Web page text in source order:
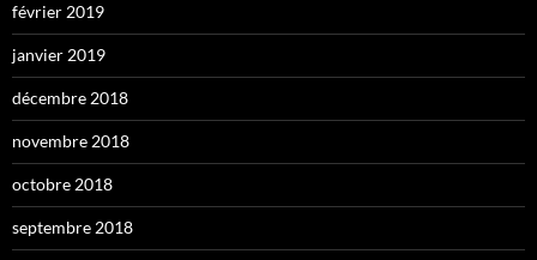
février 2019
janvier 2019
décembre 2018
novembre 2018
octobre 2018
septembre 2018